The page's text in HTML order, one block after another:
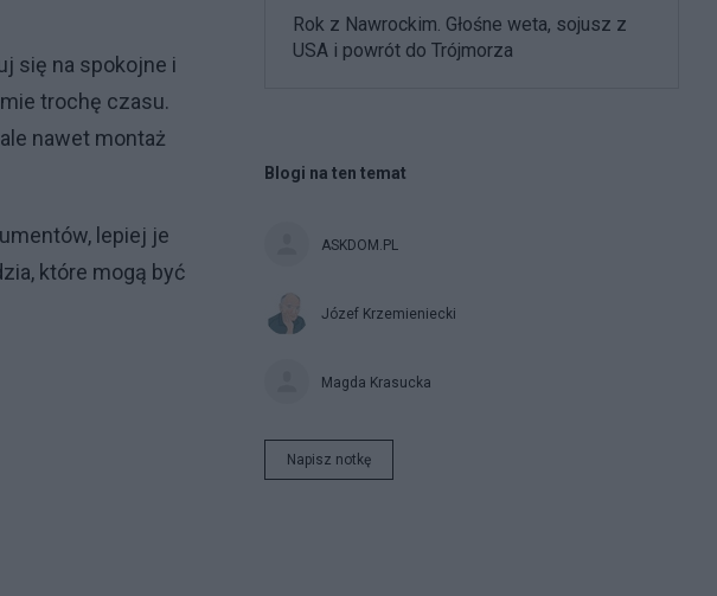
się na spokojne i
trochę czasu.
nawet montaż
lepiej je
które mogą być
Rok z Nawrockim. Głośne weta, sojusz z
USA i powrót do Trójmorza
Blogi na ten temat
ASKDOM.PL
Józef Krzemieniecki
Magda Krasucka
Napisz notkę